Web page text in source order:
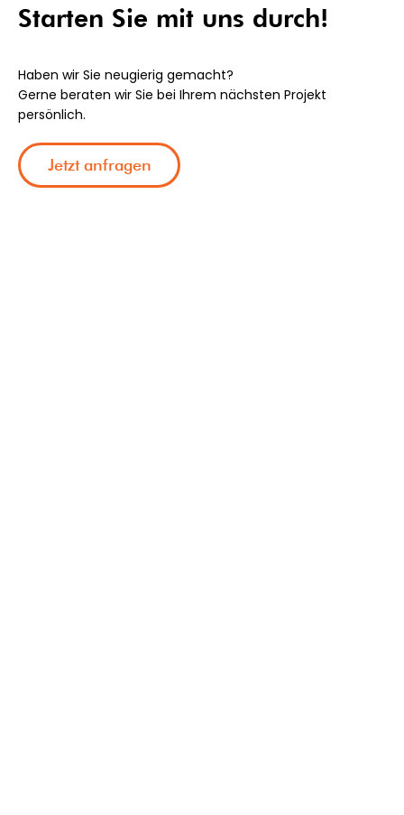
Starten Sie mit uns durch!
Haben wir Sie neugierig gemacht?
Gerne beraten wir Sie bei Ihrem nächsten Projekt
persönlich.
Jetzt anfragen